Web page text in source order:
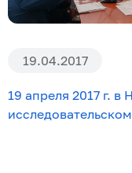
Эксперты по
19.04.2017
19 апреля 2017 г. в